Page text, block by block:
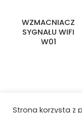
WZMACNIACZ
SYGNAŁU WIFI
W01
Strona korzysta z